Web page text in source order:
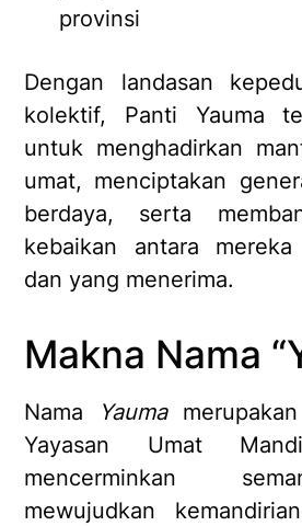
provinsi
Dengan landasan
kolektif, Panti Yauma
untuk menghadirkan
umat, menciptakan
berdaya, serta
kebaikan antara
dan yang menerima.
Makna Nama
Nama Yauma
Yayasan Umat
mencerminkan
mewujudkan